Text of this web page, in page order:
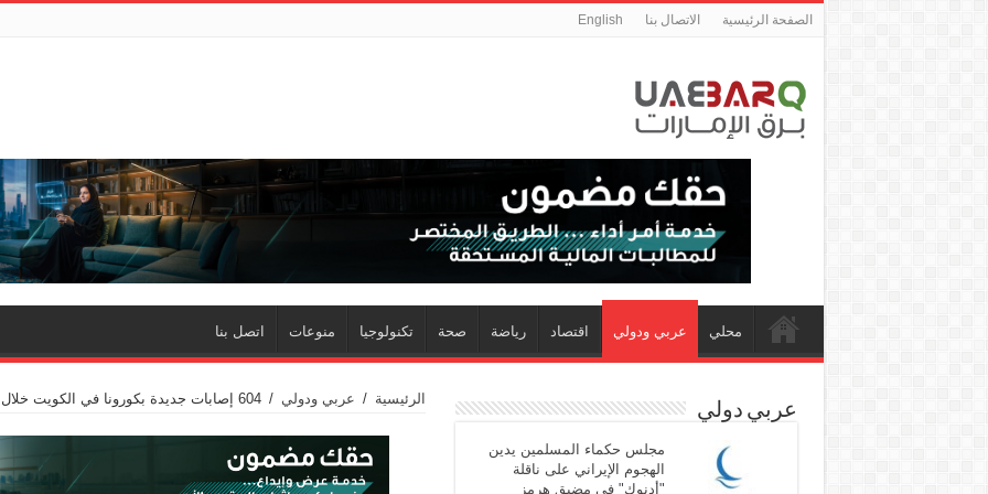
الصفحة الرئيسية الاتصال بنا English
محلي عربي ودولي اقتصاد رياضة صحة تكنولوجيا منوعات اتصل بنا
الرئيسية / عربي ودولي / 604 إصابات جديدة بكورونا في الكويت خلال 24 ساعة
عربي دولي
مجلس حكماء المسلمين يدين
الهجوم الإيراني على ناقلة
"أدنوك" في مضيق هرمز